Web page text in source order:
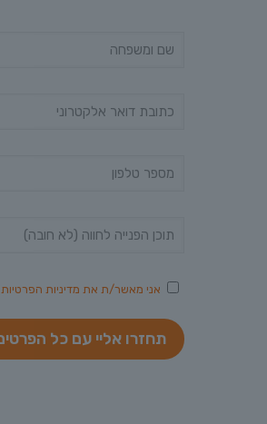
אני מאשר/ת את מדיניות הפרטיות